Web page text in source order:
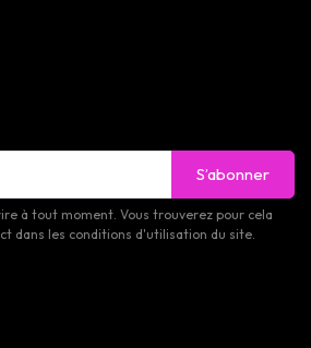
S’abonner
à tout moment. Vous trouverez pour cela
dans les conditions d'utilisation du site.